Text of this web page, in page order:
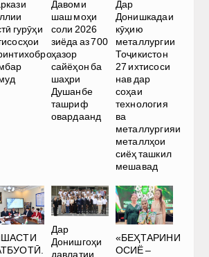
гурӯҳи
Давоми
шаш моҳи
соли 2026
зиёда аз 700
ҳазор
сайёҳон ба
шаҳри
Душанбе
ташриф
овардаанд
Дар
Донишкадаи
кӯҳию
металлургии
Тоҷикистон
27 ихтисоси
нав дар
соҳаи
технология
ва
металлургияи
металлҳои
сиёҳ ташкил
мешавад
Дар
Донишгоҳи
давлатии
«БЕҲТАРИНИ
ОСИЁ –